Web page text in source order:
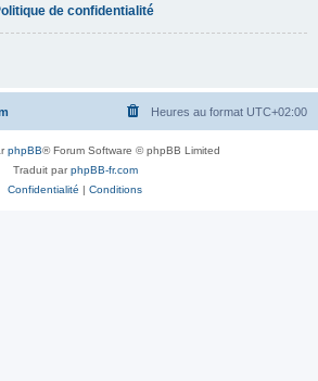
de confidentialité
Heures au format UTC+02:00
phpBB® Forum Software © phpBB Limited
Traduit parphpBB-fr.com
Confidentialité | Conditions